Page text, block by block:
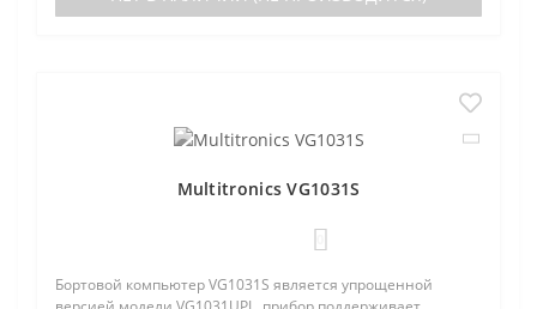
Multitronics VG1031S
Бортовой компьютер VG1031S является упрощенной